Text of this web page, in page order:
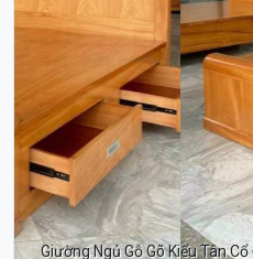
Giường Ngủ Gỗ Gõ Kiểu Tân